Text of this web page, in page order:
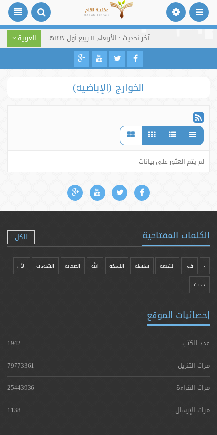
آخر تحديث : الأربعاء, ١١ ربيع أول ١٤٤٢هـ العربية
الخوارج (الإباضية)
لم يتم العثور على بيانات
الكلمات المفتاحية الكل
- في الشيعة سلسلة النسخة الله الصحابة الشبهات الآل
حدیث
إحصائيات الموقع
عدد الكتب
1942
مرات التنزيل
79773361
مرات القراءة
25443936
مرات الإرسال
1138